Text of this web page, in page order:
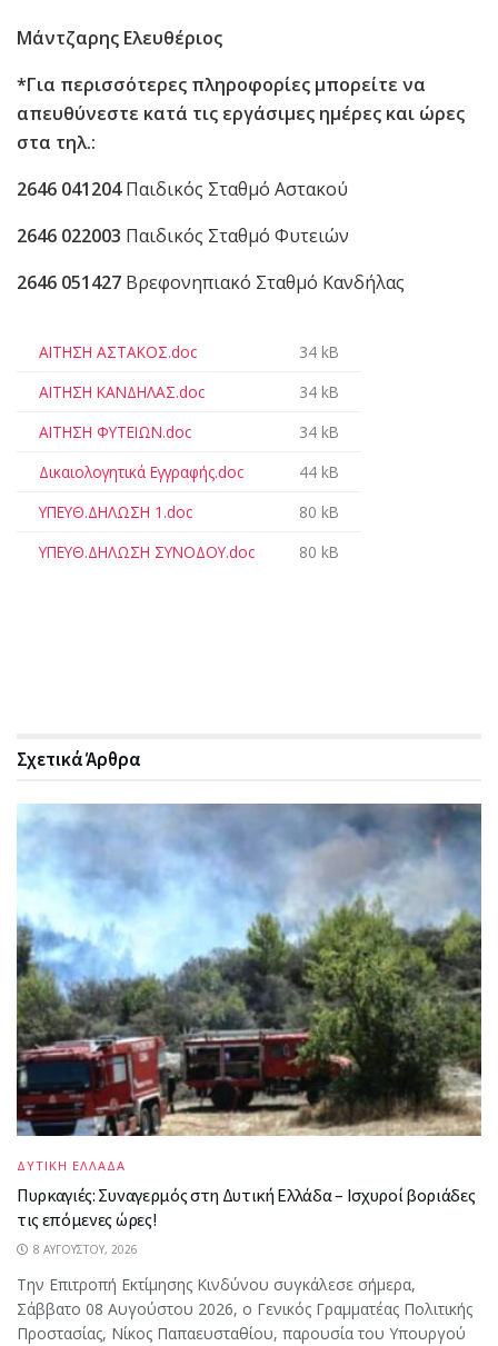
Μάντζαρης Ελευθέριος
*Για περισσότερες πληροφορίες μπορείτε να
απευθύνεστε κατά τις εργάσιμες ημέρες και ώρες
στα τηλ.:
2646 041204Παιδικός Σταθμό Αστακού
2646 022003 Παιδικός Σταθμό Φυτειών
2646 051427 Βρεφονηπιακό Σταθμό Κανδήλας
ΑΙΤΗΣΗ ΑΣΤΑΚΟΣ.doc
34 kB
ΑΙΤΗΣΗ ΚΑΝΔΗΛΑΣ.doc
34 kB
ΑΙΤΗΣΗ ΦΥΤΕΙΩΝ.doc
34 kB
Δικαιολογητικά Εγγραφής.doc
44 kB
ΥΠΕΥΘ.ΔΗΛΩΣΗ 1.doc
80 kB
ΥΠΕΥΘ.ΔΗΛΩΣΗ ΣΥΝΟΔΟΥ.doc
80 kB
ΣχετικάΆρθρα
ΔΥΤΙΚΗ ΕΛΛΑΔΑ
Πυρκαγιές: Συναγερμός στη Δυτική Ελλάδα – Ισχυροί βοριάδες
τις επόμενες ώρες!
8 ΑΥΓΟΎΣΤΟΥ, 2026
Την Επιτροπή Εκτίμησης Κινδύνου συγκάλεσε σήμερα,
Σάββατο 08 Αυγούστου 2026, ο Γενικός Γραμματέας Πολιτικής
Προστασίας, Νίκος Παπαευσταθίου, παρουσία του Υπουργού